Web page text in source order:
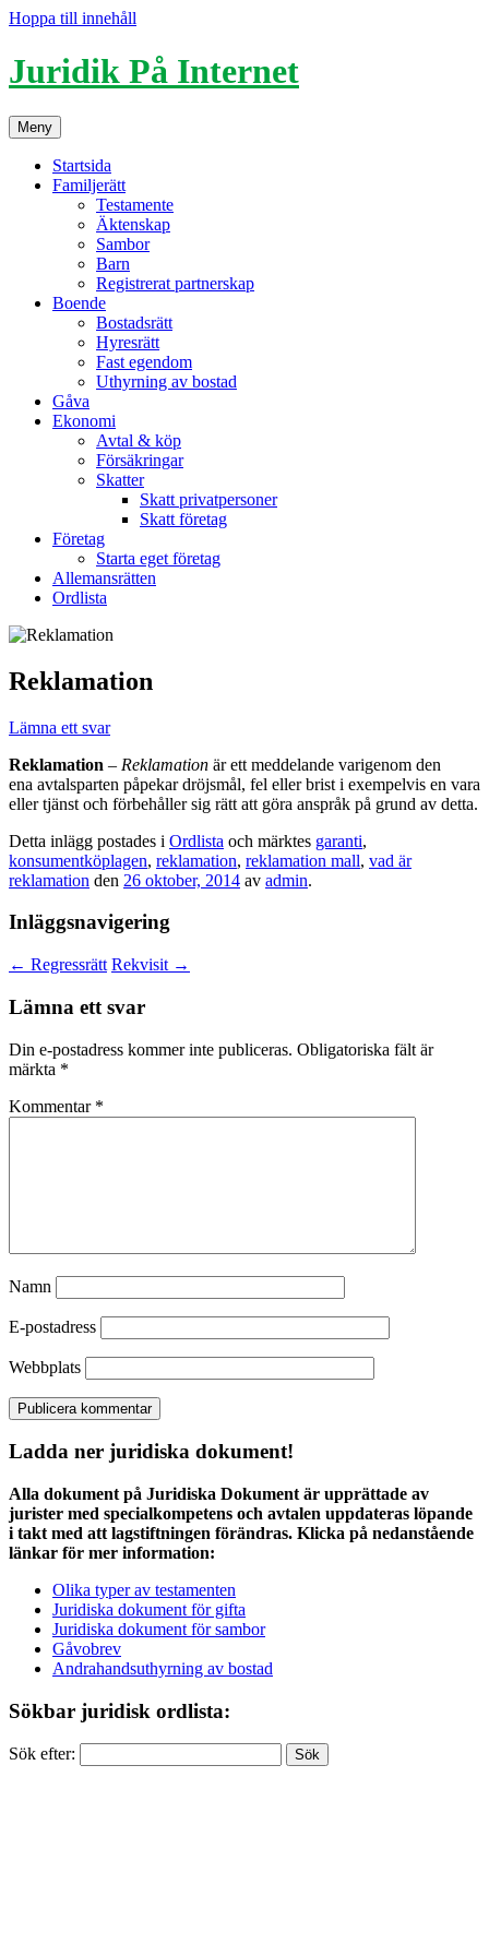
Hoppa till innehåll
Juridik På Internet
Meny
Startsida
Familjerätt
Testamente
Äktenskap
Sambor
Barn
Registrerat partnerskap
Boende
Bostadsrätt
Hyresrätt
Fast egendom
Uthyrning av bostad
Gåva
Ekonomi
Avtal & köp
Försäkringar
Skatter
Skatt privatpersoner
Skatt företag
Företag
Starta eget företag
Allemansrätten
Ordlista
Reklamation
Lämna ett svar
Reklamation – Reklamation är ett meddelande varigenom den
ena avtalsparten påpekar dröjsmål, fel eller brist i exempelvis en vara
eller tjänst och förbehåller sig rätt att göra anspråk på grund av detta.
Detta inlägg postades i Ordlista och märktes garanti,
konsumentköplagen, reklamation, reklamation mall, vad är
reklamation den 26 oktober, 2014 av admin.
Inläggsnavigering
← Regressrätt Rekvisit →
Lämna ett svar
Din e-postadress kommer inte publiceras. Obligatoriska fält är
märkta *
Kommentar *
Namn
E-postadress
Webbplats
Ladda ner juridiska dokument!
Alla dokument på Juridiska Dokument är upprättade av
jurister med specialkompetens och avtalen uppdateras löpande
i takt med att lagstiftningen förändras. Klicka på nedanstående
länkar för mer information:
Olika typer av testamenten
Juridiska dokument för gifta
Juridiska dokument för sambor
Gåvobrev
Andrahandsuthyrning av bostad
Sökbar juridisk ordlista:
Sök efter: